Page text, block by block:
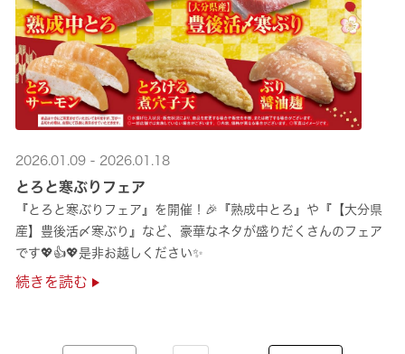
2026.01.09 - 2026.01.18
とろと寒ぶりフェア
『とろと寒ぶりフェア』を開催！🎉『熟成中とろ』や『【大分県
産】豊後活〆寒ぶり』など、豪華なネタが盛りだくさんのフェア
です💖👍💖是非お越しください✨
続きを読む